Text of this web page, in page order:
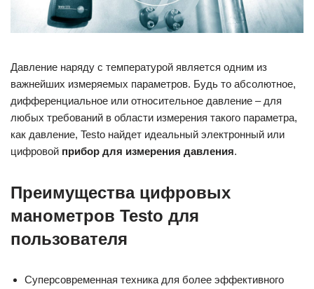
Давление наряду с температурой является одним из
важнейших измеряемых параметров. Будь то абсолютное,
дифференциальное или относительное давление – для
любых требований в области измерения такого параметра,
как давление, Testo найдет идеальный электронный или
цифровой прибор для измерения давления.
Преимущества цифровых
манометров Testo для
пользователя
Суперсовременная техника для более эффективного